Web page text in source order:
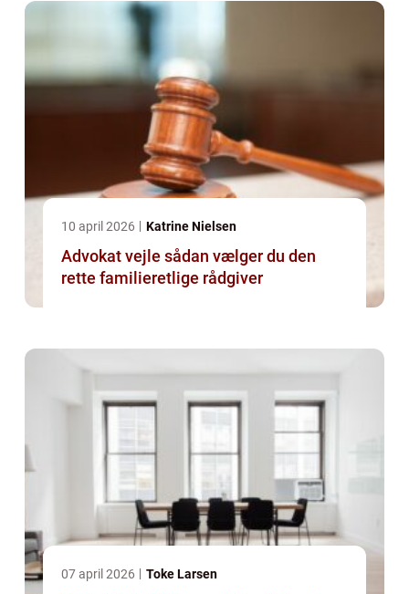
10 april 2026 Katrine Nielsen
Advokat vejle sådan vælger du den
rette familieretlige rådgiver
07 april 2026 Toke Larsen